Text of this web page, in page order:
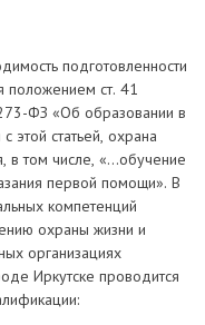
подготовленности
положением ст. 41
ФЗ «Об образовании в
этой статьей, охрана
в том числе, «…обучение
первой помощи». В
компетенций
охраны жизни и
организациях
Иркутске проводится